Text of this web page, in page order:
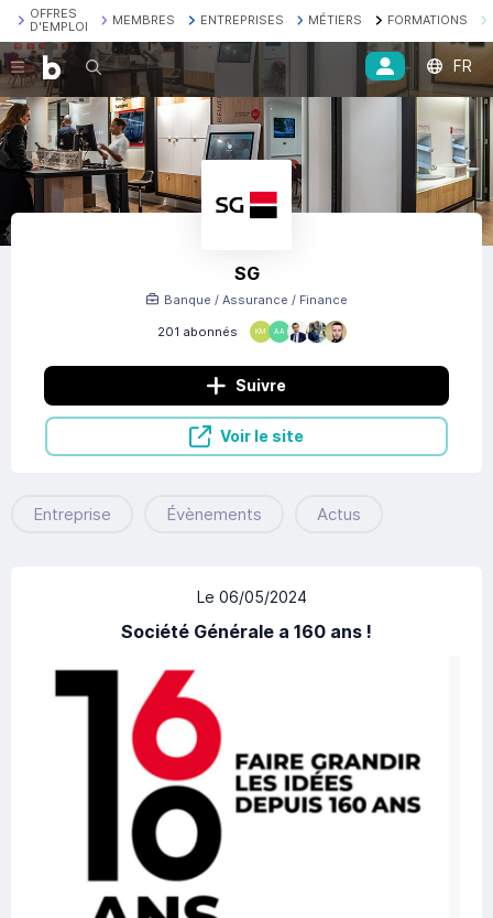
OFFRES
D'EMPLOI
MEMBRES ENTREPRISES MÉTIERS FORMATIONS
Recherche FR
SG
201 abonnés KM AA
Banque / Assurance / Finance
Suivre
Voir le site
Entreprise Évènements Actus
Le 06/05/2024
Société Générale a 160 ans !